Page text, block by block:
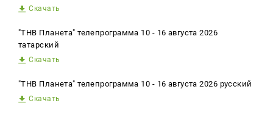
Скачать
"ТНВ Планета" телепрограмма 10 - 16 августа 2026
татарский
Скачать
"ТНВ Планета" телепрограмма 10 - 16 августа 2026 русский
Скачать